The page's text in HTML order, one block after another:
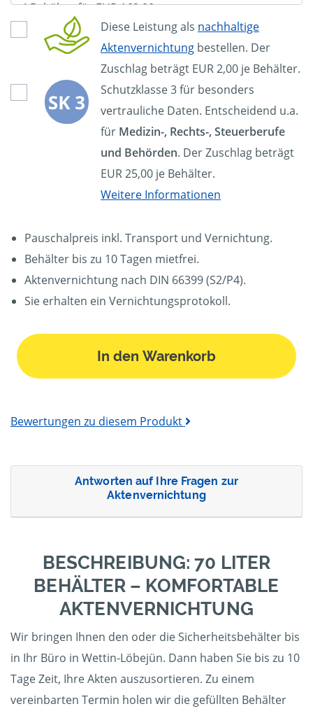
Diese Leistung als nachhaltige
Aktenvernichtung bestellen. Der
Zuschlag beträgt EUR 2,00 je Behälter.
Schutzklasse 3 für besonders
vertrauliche Daten. Entscheidend u.a.
für Medizin-, Rechts-, Steuerberufe
und Behörden. Der Zuschlag beträgt
EUR 25,00 je Behälter.
Weitere Informationen
Pauschalpreis inkl. Transport und Vernichtung.
Behälter bis zu 10 Tagen mietfrei.
Aktenvernichtung nach DIN 66399 (S2/P4).
Sie erhalten ein Vernichtungsprotokoll.
In den Warenkorb
Bewertungen zu diesem Produkt
Antworten auf Ihre Fragen zur
Aktenvernichtung
BESCHREIBUNG: 70 LITER
BEHÄLTER – KOMFORTABLE
AKTENVERNICHTUNG
Wir bringen Ihnen den oder die Sicherheitsbehälter bis
in Ihr Büro in Wettin-Löbejün. Dann haben Sie bis zu 10
Tage Zeit, Ihre Akten auszusortieren. Zu einem
vereinbarten Termin holen wir die gefüllten Behälter